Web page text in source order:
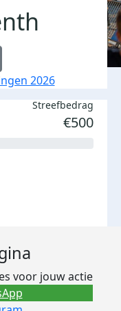
2026
Streefbedrag
€500
voor jouw actie